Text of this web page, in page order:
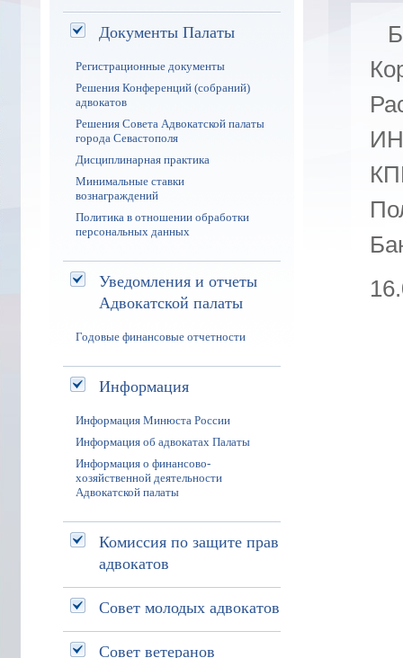
Документы Палаты
Регистрационные документы
Решения Конференций (собраний)
адвокатов
Решения Совета Адвокатской палаты
города Севастополя
Дисциплинарная практика
Минимальные ставки
вознаграждений
Политика в отношении обработки
персональных данных
Уведомления и отчеты
Адвокатской палаты
Годовые финансовые отчетности
Информация
Информация Минюста России
Информация об адвокатах Палаты
Информация о финансово-
хозяйственной деятельности
Адвокатской палаты
Комиссия по защите прав
адвокатов
Совет молодых адвокатов
Совет ветеранов